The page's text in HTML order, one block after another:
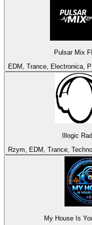
Pulsar Mix
EDM, Trance, Electronica,
Illogic
Rzym, EDM, Trance,
My House Is